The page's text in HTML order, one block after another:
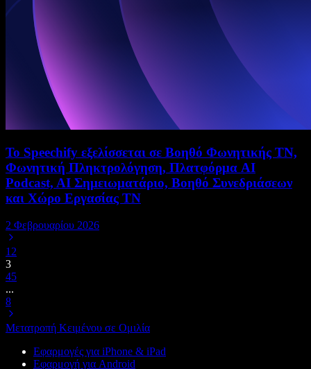
Το Speechify εξελίσσεται σε Βοηθό Φωνητικής ΤΝ,
Φωνητική Πληκτρολόγηση, Πλατφόρμα AI
Podcast, AI Σημειωματάριο, Βοηθό Συνεδριάσεων
και Χώρο Εργασίας ΤΝ
2 Φεβρουαρίου 2026
1 2
3
45
...
8
Μετατροπή Κειμένου σε Ομιλία
Εφαρμογές για iPhone & iPad
Εφαρμογή για Android